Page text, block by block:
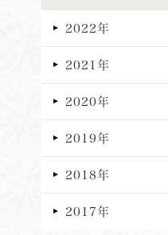
2022年
2021年
2020年
2019年
2018年
2017年